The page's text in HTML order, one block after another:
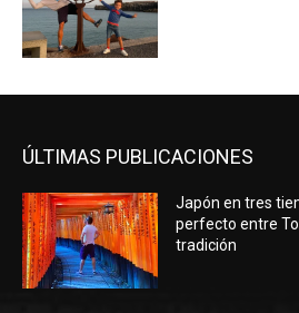
ÚLTIMAS PUBLICACIONES
Japón en tres
perfecto entre
tradición